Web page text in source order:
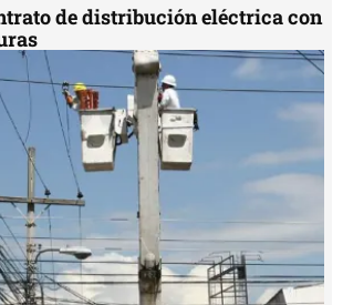
millones de lempiras este